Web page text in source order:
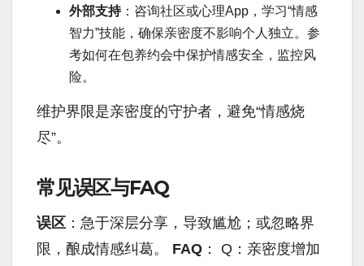
外部支持：咨询社区或心理App，学习“情感
智力”技能，确保亲密度不影响个人独立。参
考如何在包养约会中保护情感安全，监控风
险。
维护界限是亲密度的守护者，避免“情感烧
尽”。
常见误区与FAQ
误区 ：急于深层分享，导致尴尬；或忽略界
限，酿成情感纠葛。 FAQ ： Q：亲密度增加